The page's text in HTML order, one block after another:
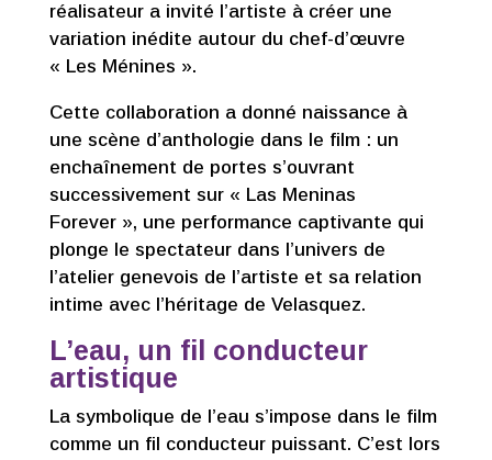
réalisateur a invité l’artiste à créer une
variation inédite autour du chef-d’œuvre
« Les Ménines ».
Cette collaboration a donné naissance à
une scène d’anthologie dans le film : un
enchaînement de portes s’ouvrant
successivement sur « Las Meninas
Forever », une performance captivante qui
plonge le spectateur dans l’univers de
l’atelier genevois de l’artiste et sa relation
intime avec l’héritage de Velasquez.
L’eau, un fil conducteur
artistique
La symbolique de l’eau s’impose dans le film
comme un fil conducteur puissant. C’est lors